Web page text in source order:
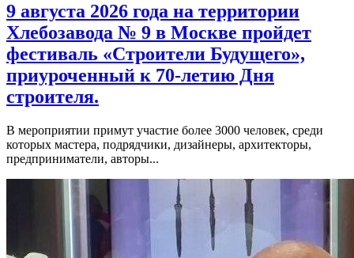
9 августа 2026 года на территории
Хлебозавода № 9 в Москве пройдет
фестиваль «Строители Будущего»,
приуроченный к 70-летию Дня
строителя.
В мероприятии примут участие более 3000 человек, среди
которых мастера, подрядчики, дизайнеры, архитекторы,
предприниматели, авторы...